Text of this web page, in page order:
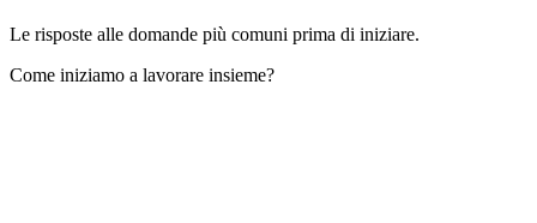
Le risposte alle domande più comuni prima di iniziare.
Come iniziamo a lavorare insieme?